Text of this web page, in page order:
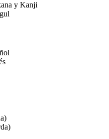
y Kanji